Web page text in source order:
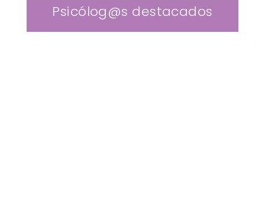
Psicólog@s destacados